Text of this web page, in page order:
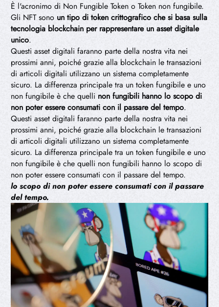
È l'acronimo di Non Fungible Token o Token non fungibile.
Gli NFT sono un tipo di token crittografico che si basa sulla
tecnologia blockchain per rappresentare un asset digitale
unico.
Questi asset digitali faranno parte della nostra vita nei
prossimi anni, poiché grazie alla blockchain le transazioni
di articoli digitali utilizzano un sistema completamente
sicuro. La differenza principale tra un token fungibile e uno
non fungibile è che quelli non fungibili hanno lo scopo di
non poter essere consumati con il passare del tempo.
Questi asset digitali faranno parte della nostra vita nei
prossimi anni, poiché grazie alla blockchain le transazioni
di articoli digitali utilizzano un sistema completamente
sicuro. La differenza principale tra un token fungibile e uno
non fungibile è che quelli non fungibili hanno lo scopo di
non poter essere consumati con il passare del tempo.
lo scopo di non poter essere consumati con il passare
del tempo.